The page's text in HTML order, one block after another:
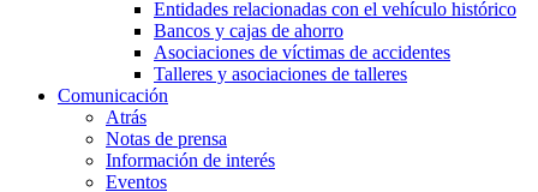
Entidades relacionadas con el vehículo histórico
Bancos y cajas de ahorro
Asociaciones de víctimas de accidentes
Talleres y asociaciones de talleres
Comunicación
Atrás
Notas de prensa
Información de interés
Eventos